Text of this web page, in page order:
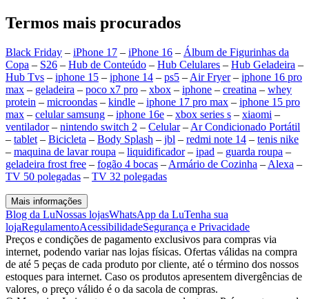
Termos mais procurados
Black Friday – iPhone 17 – iPhone 16 – Álbum de Figurinhas da
Copa – S26 – Hub de Conteúdo – Hub Celulares – Hub Geladeira –
Hub Tvs – iphone 15 – iphone 14 – ps5 – Air Fryer– iphone 16 pro
max – geladeira – poco x7 pro – xbox – iphone – creatina – whey
protein – microondas – kindle – iphone 17 pro max – iphone 15 pro
max – celular samsung – iphone 16e – xbox series s – xiaomi –
ventilador– nintendo switch 2 – Celular– Ar Condicionado Portátil
– tablet – Bicicleta – Body Splash – jbl – redmi note 14 – tenis nike
– maquina de lavar roupa – liquidificador– ipad – guarda roupa –
geladeira frost free – fogão 4 bocas – Armário de Cozinha – Alexa –
TV 50 polegadas – TV 32 polegadas
Mais informações
Blog da LuNossas lojasWhatsApp da LuTenha sua
lojaRegulamentoAcessibilidadeSegurança e Privacidade
Preços e condições de pagamento exclusivos para compras via
internet, podendo variar nas lojas físicas. Ofertas válidas na compra
de até 5 peças de cada produto por cliente, até o término dos nossos
estoques para internet. Caso os produtos apresentem divergências de
valores, o preço válido é o da sacola de compras.